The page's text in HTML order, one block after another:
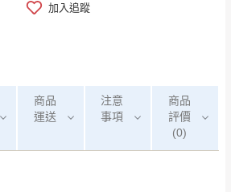
加入追蹤
商品
運送
注意
事項
商品
評價
(0)